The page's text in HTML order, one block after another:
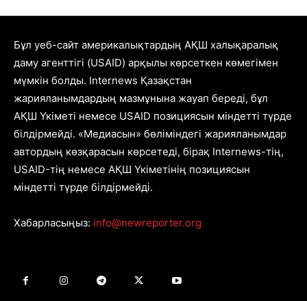
Бұл уеб-сайт америкалықтардың АҚШ халықаралық
даму агенттігі (USAID) арқылы көрсеткен көмегімен
мүмкін болды. Internews Қазақстан
жарияланымдардың мазмұнына жауап береді, бұл
АҚШ Үкіметі немесе USAID позициясын міндетті түрде
білдірмейді. «Медиасын» бөліміндегі жарияланымдар
автордың көзқарасын көрсетеді, бірақ Internews-тің,
USAID-тің немесе АҚШ Үкіметінің позициясын
міндетті түрде білдірмейді.
Хабарласыңыз: info@newreporter.org